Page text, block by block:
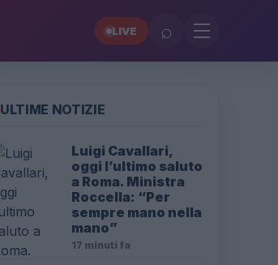
LIVE ⌕
ULTIME NOTIZIE
Luigi Cavallari,
oggi l’ultimo saluto
a Roma. Ministra
Roccella: “Per
sempre mano nella
mano”
17 minuti fa